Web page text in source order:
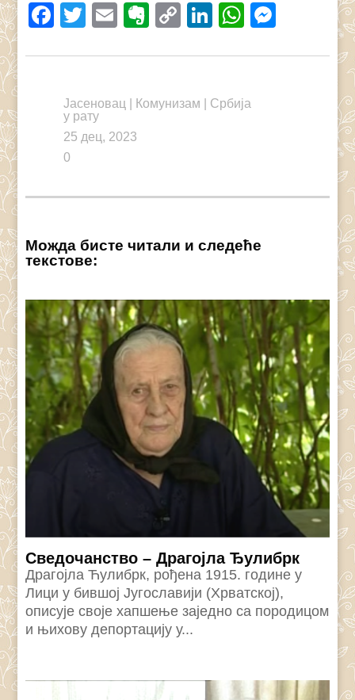
Facebook
Twitter
EmailEvernote
CopyLinkedIn
Јасеновац Комунизам
Србија
у рату
25 дец, 2023
0
Можда бисте читали и следеће
текстове:
Сведочанство – Драгојла Ђулибрк
Драгојла Ћулибрк, рођена 1915. године у
Лици у бившој Југославији (Хрватској),
описује своје хапшење заједно са породицом
и њихову депортацију у...